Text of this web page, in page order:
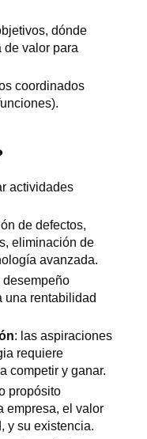
dónde
de valor para
coordinados
actividades
de defectos,
eliminación de
avanzada.
una rentabilidad
: las aspiraciones
requiere
competir y ganar.
propósito
empresa, el valor
y su existencia.